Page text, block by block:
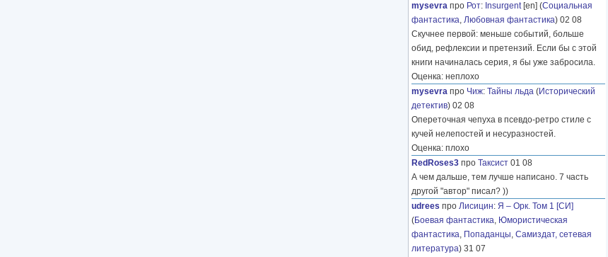
mysevra про Рот: Insurgent[en] (Социальная
фантастика, Любовная фантастика) 02 08
Скучнее первой: меньше событий, больше
обид, рефлексии и претензий. Если бы с этой
книги начиналась серия, я бы уже забросила.
Оценка: неплохо
mysevra про Чиж: Тайны льда (Исторический
детектив) 02 08
Опереточная чепуха в псевдо-ретро стиле с
кучей нелепостей и несуразностей.
Оценка: плохо
RedRoses3 про Таксист 01 08
А чем дальше, тем лучше написано. 7 часть
другой "автор" писал? ))
udrees про Лисицин: Я – Орк. Том 1 [СИ]
(Боевая фантастика, Юмористическая
фантастика, Попаданцы, Самиздат, сетевая
литература) 31 07